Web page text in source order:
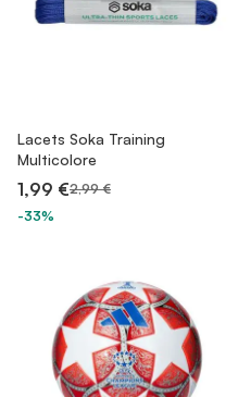
Lacets Soka Training
Multicolore
1,99 €2,99 €
-33%